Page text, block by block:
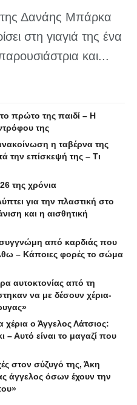
της Δανάης Μπάρκα
στη γιαγιά της ένα
και...
πρώτο της παιδί – Η
της
η ταβέρνα της
την επίσκεψή της – Τι
της χρόνια
για την πλαστική στο
και η αισθητική
από καρδιάς που
– Κάποιες φορές το σώμα
αυτοκτονίας από τη
να με δέσουν χέρια-
ο Άγγελος Λάτσιος:
– Αυτό είναι το μαγαζί που
στον σύζυγό της, Άκη
άγγελος όσων έχουν την